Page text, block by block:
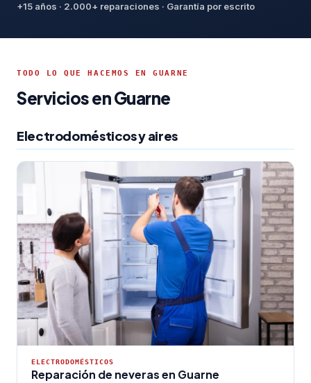
+15 años · 2.000+ reparaciones · Garantía por escrito
TODO LO QUE HACEMOS EN GUARNE
Servicios en Guarne
Electrodomésticos y aires
ELECTRODOMÉSTICOS
Reparación de neveras en Guarne